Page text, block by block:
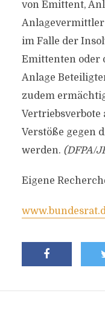
von Emittent,
Anlagevermittler
im Falle der
Emittenten oder
Anlage
zudem
Vertriebsverbote
Verstöße gegen
werden. (DFPA/
Eigene